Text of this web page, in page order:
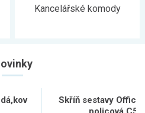
Kancelářské komody
Skříň sestavy